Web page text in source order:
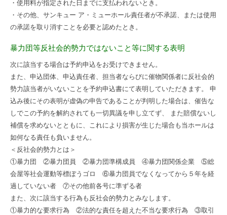
・使用料が指定された日までに支払われないとき。
・その他、サンキュー ア・ミューホール責任者が不承諾、または使用
の承諾を取り消すことを必要と認めたとき。
暴力団等反社会的勢力ではないこと等に関する表明
次に該当する場合は予約申込をお受けできません。
また、申込団体、申込責任者、担当者ならびに催物関係者に反社会的
勢力該当者がいないことを予約申込書にて表明していただきます。 申
込み後にその表明が虚偽の申告であることが判明した場合は、催告な
しでこの予約を解約されても一切異議を申し立てず、 また賠償ないし
補償を求めないとともに、これにより損害が生じた場合も当ホールは
如何なる責任も負いません。
＜反社会的勢力とは＞
①暴力団 ②暴力団員 ②暴力団準構成員 ④暴力団関係企業 ⑤総
会屋等社会運動等標ぼうゴロ ⑥暴力団員でなくなってから５年を経
過していない者 ⑦その他前各号に準ずる者
また、次に該当する行為も反社会的勢力とみなします。
①暴力的な要求行為 ②法的な責任を超えた不当な要求行為 ③取引